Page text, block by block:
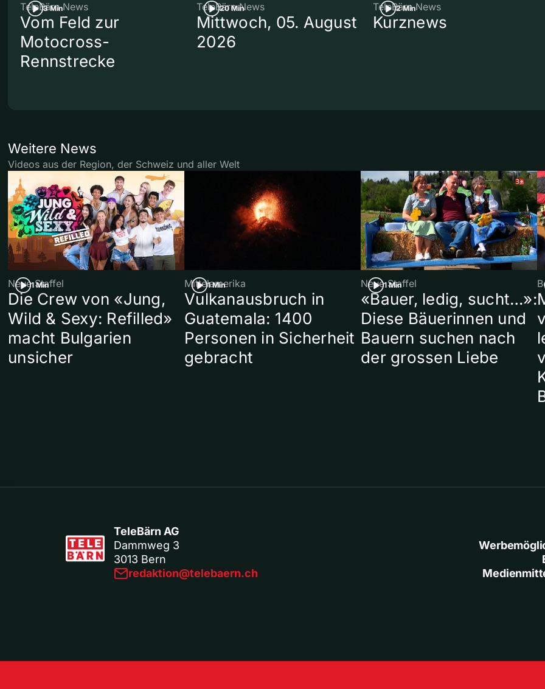
3 Min
TeleBärn News
Vom Feld zur
Motocross-
Rennstrecke
20 Min
TeleBärn News
Mittwoch, 05. August
2026
2 Min
TeleBärn News
Kurznews
Weitere News
Videos aus der Region, der Schweiz und aller Welt
1 Min
Neue Staffel
Die Crew von «Jung,
Wild & Sexy: Refilled»
macht Bulgarien
unsicher
1 Min
Mittelamerika
Vulkanausbruch in
Guatemala: 1400
Personen in Sicherheit
gebracht
1 Min
Neue Staffel
«Bauer, ledig, sucht…»:
Diese Bäuerinnen und
Bauern suchen nach
der grossen Liebe
TeleBärn AG
Dammweg 3
3013 Bern
redaktion@telebaern.ch